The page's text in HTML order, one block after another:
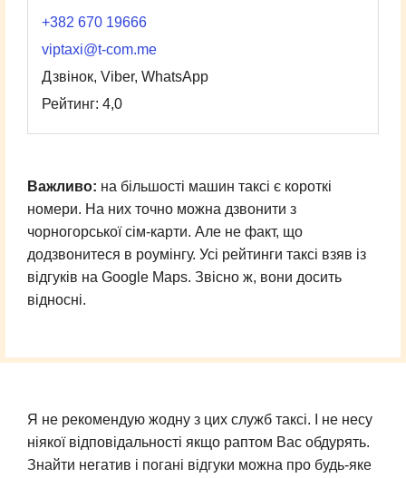
+382 670 19666
viptaxi@t-com.me
Дзвінок, Viber, WhatsApp
Рейтинг: 4,0
Важливо: на більшості машин таксі є короткі
номери. На них точно можна дзвонити з
чорногорської сім-карти. Але не факт, що
додзвонитеся в роумінгу. Усі рейтинги таксі взяв із
відгуків на Google Maps. Звісно ж, вони досить
відносні.
Я не рекомендую жодну з цих служб таксі. І не несу
ніякої відповідальності якщо раптом Вас обдурять.
Знайти негатив і погані відгуки можна про будь-яке